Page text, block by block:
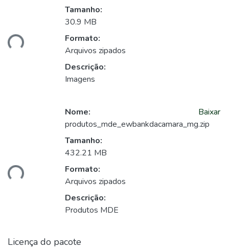
Tamanho:
30.9 MB
Formato:
Arquivos zipados
Descrição:
Imagens
Nome:
produtos_mde_ewbankdacamara_mg.zip
Tamanho:
432.21 MB
Formato:
Arquivos zipados
Descrição:
Produtos MDE
Baixar
Licença do pacote